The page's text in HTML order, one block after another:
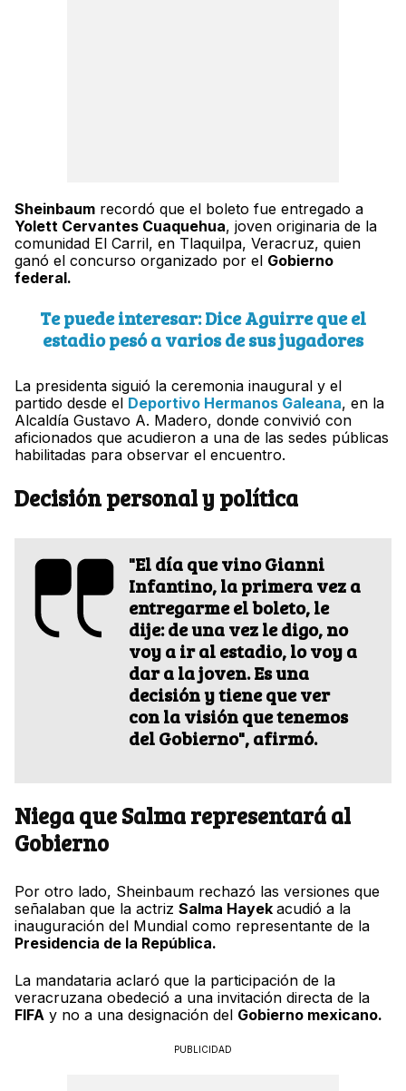
Sheinbaum recordó que el boleto fue entregado a
Yolett Cervantes Cuaquehua, joven originaria de la
comunidad El Carril, en Tlaquilpa, Veracruz, quien
ganó el concurso organizado por el Gobierno
federal.
Te puede interesar: Dice Aguirre que el
estadio pesó a varios de sus jugadores
La presidenta siguió la ceremonia inaugural y el
partido desde el Deportivo Hermanos Galeana, en la
Alcaldía Gustavo A. Madero, donde convivió con
aficionados que acudieron a una de las sedes públicas
habilitadas para observar el encuentro.
Decisión personal y política
"El día que vino Gianni
Infantino, la primera vez a
entregarme el boleto, le
dije: de una vez le digo, no
voy a ir al estadio, lo voy a
dar a la joven. Es una
decisión y tiene que ver
con la visión que tenemos
del Gobierno", afirmó.
Niega que Salma representará al
Gobierno
Por otro lado, Sheinbaum rechazó las versiones que
señalaban que la actriz Salma Hayek acudió a la
inauguración del Mundial como representante de la
Presidencia de la República.
La mandataria aclaró que la participación de la
veracruzana obedeció a una invitación directa de la
FIFA y no a una designación del Gobierno mexicano.
PUBLICIDAD